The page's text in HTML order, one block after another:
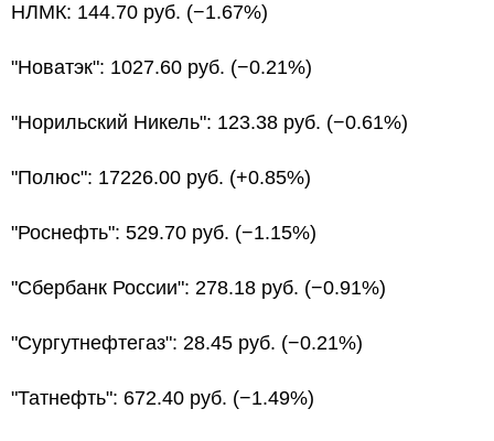
НЛМК: 144.70 руб. (−1.67%)
"Новатэк": 1027.60 руб. (−0.21%)
"Норильский Никель": 123.38 руб. (−0.61%)
"Полюс": 17226.00 руб. (+0.85%)
"Роснефть": 529.70 руб. (−1.15%)
"Сбербанк России": 278.18 руб. (−0.91%)
"Сургутнефтегаз": 28.45 руб. (−0.21%)
"Татнефть": 672.40 руб. (−1.49%)